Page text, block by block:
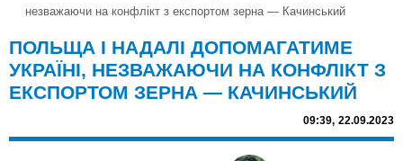
незважаючи на конфлікт з експортом зерна — Качинський
ПОЛЬЩА І НАДАЛІ ДОПОМАГАТИМЕ
УКРАЇНІ, НЕЗВАЖАЮЧИ НА КОНФЛІКТ З
ЕКСПОРТОМ ЗЕРНА — КАЧИНСЬКИЙ
09:39, 22.09.2023